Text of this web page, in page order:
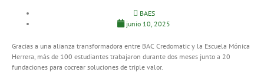
BAES
junio 10, 2025
Gracias a una alianza transformadora entre BAC Credomatic y la Escuela Mónica
Herrera, más de 100 estudiantes trabajaron durante dos meses junto a 20
fundaciones para cocrear soluciones de triple valor.